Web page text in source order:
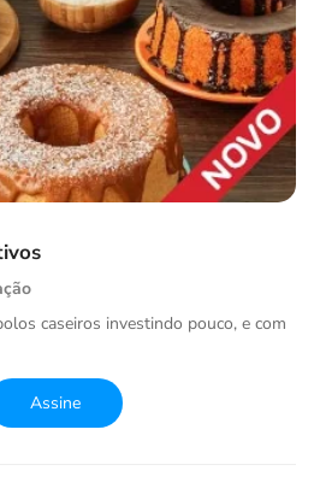
caseiros investindo pouco, e com